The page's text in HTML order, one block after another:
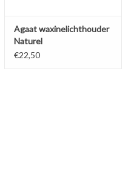
Agaat waxinelichthouder
Naturel
€22,50